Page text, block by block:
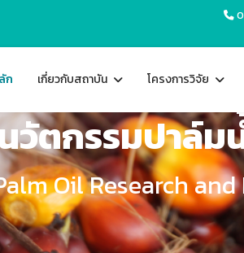
ก เกี่ยวกับสถาบัน โครงการวิจัย
วัตกรรมปาล์ม
Oil Research